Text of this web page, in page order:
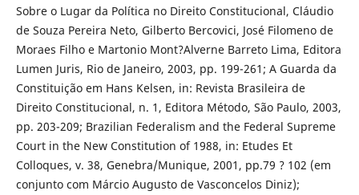
Sobre o Lugar da Política no Direito Constitucional, Cláudio
de Souza Pereira Neto, Gilberto Bercovici, José Filomeno de
Moraes Filho e Martonio Mont?Alverne Barreto Lima, Editora
Lumen Juris, Rio de Janeiro, 2003, pp. 199-261; A Guarda da
Constituição em Hans Kelsen, in: Revista Brasileira de
Direito Constitucional, n. 1, Editora Método, São Paulo, 2003,
pp. 203-209; Brazilian Federalism and the Federal Supreme
Court in the New Constitution of 1988, in: Etudes Et
Colloques, v. 38, Genebra/Munique, 2001, pp.79 ? 102 (em
conjunto com Márcio Augusto de Vasconcelos Diniz);